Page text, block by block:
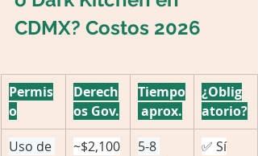
CDMX? Costos 2026
Permis
o
Derech
os Gov.
Tiempo
aprox.
¿Oblig
atorio?
Uso de
~$2,100
5-8
✅ Sí